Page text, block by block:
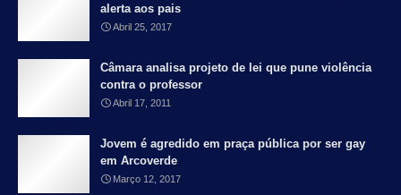
alerta aos pais
Abril 25, 2017
Câmara analisa projeto de lei que pune violência
contra o professor
Abril 17, 2011
Jovem é agredido em praça pública por ser gay
em Arcoverde
Março 12, 2017